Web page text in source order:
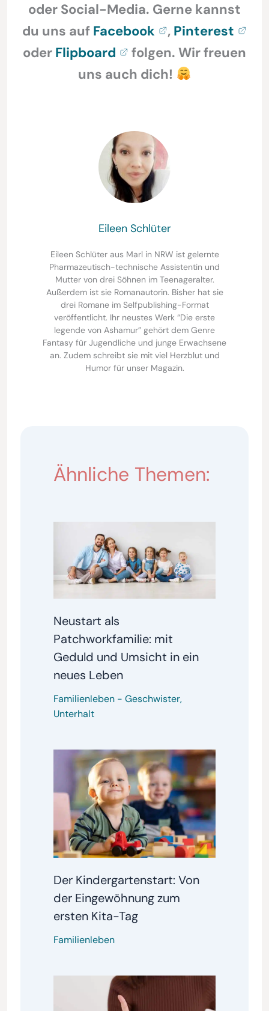
oder Social-Media. Gerne kannst
du uns auf Facebook , Pinterest
oder Flipboard
folgen. Wir freuen
uns auch dich!
Eileen Schlüter
Eileen Schlüter aus Marl in NRW ist gelernte
Pharmazeutisch-technische Assistentin und
Mutter von drei Söhnen im Teenageralter.
Außerdem ist sie Romanautorin. Bisher hat sie
drei Romane im Selfpublishing-Format
veröffentlicht. Ihr neustes Werk “Die erste
legende von Ashamur” gehört dem Genre
Fantasy für Jugendliche und junge Erwachsene
an. Zudem schreibt sie mit viel Herzblut und
Humor für unser Magazin.
Ähnliche Themen:
Neustart als
Patchworkfamilie: mit
Geduld und Umsicht in ein
neues Leben
Familienleben- Geschwister,
Unterhalt
Der Kindergartenstart: Von
der Eingewöhnung zum
ersten Kita-Tag
Familienleben